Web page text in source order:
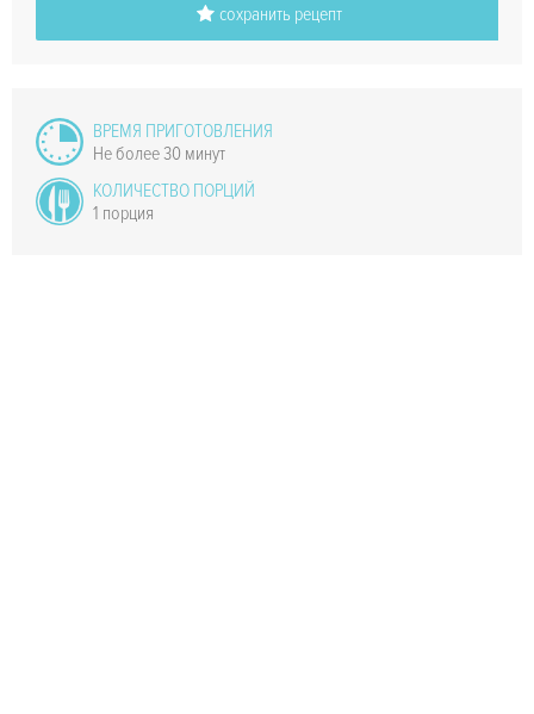
сохранить рецепт
ВРЕМЯ ПРИГОТОВЛЕНИЯ
Не более 30 минут
КОЛИЧЕСТВО ПОРЦИЙ
1 порция